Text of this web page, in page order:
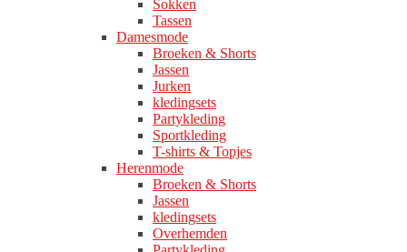
Sokken
Tassen
Damesmode
Broeken & Shorts
Jassen
Jurken
kledingsets
Partykleding
Sportkleding
T-shirts & Topjes
Herenmode
Broeken & Shorts
Jassen
kledingsets
Overhemden